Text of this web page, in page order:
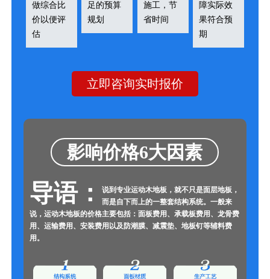
做综合比
价以便评
估
足的预算
规划
施工，节
省时间
障实际效
果符合预
期
立即咨询实时报价
影响价格6大因素
导语：
说到专业运动木地板，就不只是面层地板，
而是自下而上的一整套结构系统。一般来
说，运动木地板的价格主要包括：面板费用、承载板费用、龙骨费
用、运输费用、安装费用以及防潮膜、减震垫、地板钉等辅料费
用。